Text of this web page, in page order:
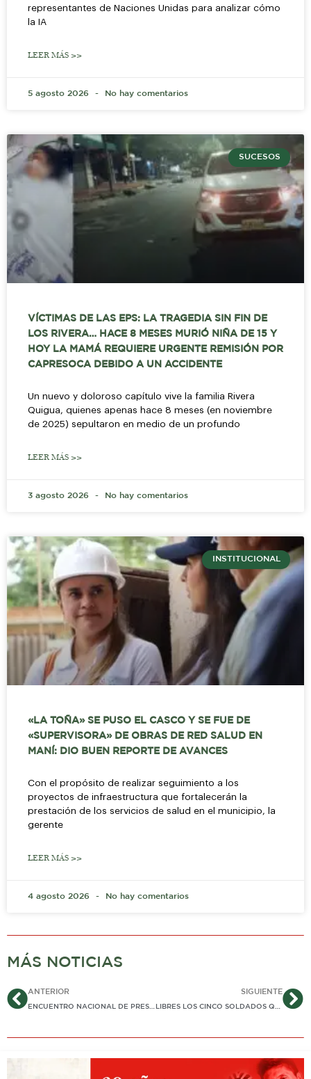
representantes de Naciones Unidas para analizar cómo
la IA
LEER MÁS >>
5 agosto 2026 No hay comentarios
SUCESOS
VÍCTIMAS DE LAS EPS: LA TRAGEDIA SIN FIN DE
LOS RIVERA… HACE 8 MESES MURIÓ NIÑA DE 15 Y
HOY LA MAMÁ REQUIERE URGENTE REMISIÓN POR
CAPRESOCA DEBIDO A UN ACCIDENTE
Un nuevo y doloroso capítulo vive la familia Rivera
Quigua, quienes apenas hace 8 meses (en noviembre
de 2025) sepultaron en medio de un profundo
LEER MÁS >>
3 agosto 2026 No hay comentarios
INSTITUCIONAL
«LA TOÑA» SE PUSO EL CASCO Y SE FUE DE
«SUPERVISORA» DE OBRAS DE RED SALUD EN
MANÍ: DIO BUEN REPORTE DE AVANCES
Con el propósito de realizar seguimiento a los
proyectos de infraestructura que fortalecerán la
prestación de los servicios de salud en el municipio, la
gerente
LEER MÁS >>
4 agosto 2026 No hay comentarios
MÁS NOTICIAS
AntANTERIOR
ENCUENTRO NACIONAL DE PRESIDENTES DE COMITÉS Y REUNIÓN TÉCNICA NACIONAL FEDEARROZ 2025
SIGUIENTE
LIBRES LOS CINCO SOLDADOS QUE ESTABAN EN PODER DEL ELN